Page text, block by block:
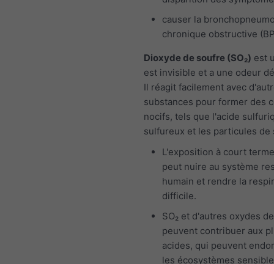
causer la
chronique obstructive
Dioxyde de soufre (SO₂) est
est invisible et a une odeur
Il réagit facilement avec
substances pour former des
nocifs, tels que l'acide
sulfureux et les particules de
L'exposition à court
peut nuire au système
humain et rendre la
difficile.
SO₂ et d'autres oxydes
peuvent contribuer aux
acides, qui peuvent
les écosystèmes